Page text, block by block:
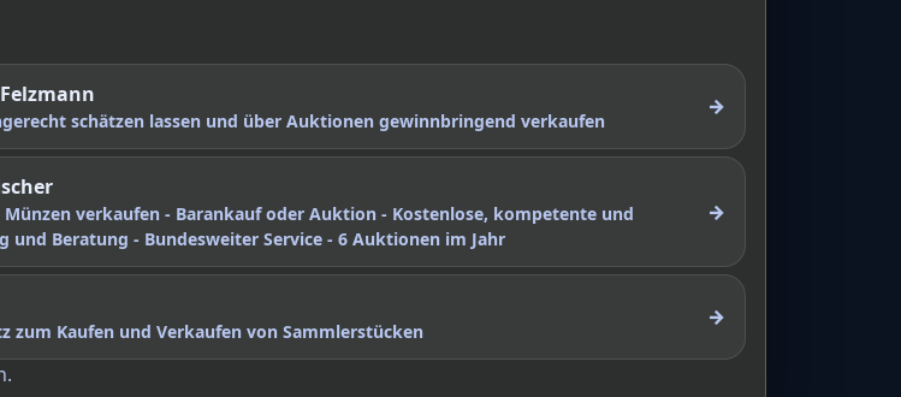
schätzen lassen und über Auktionen gewinnbringend verkaufen
→
verkaufen - Barankauf oder Auktion - Kostenlose, kompetente und
und Beratung - Bundesweiter Service - 6 Auktionen im Jahr
→
zum Kaufen und Verkaufen von Sammlerstücken
→